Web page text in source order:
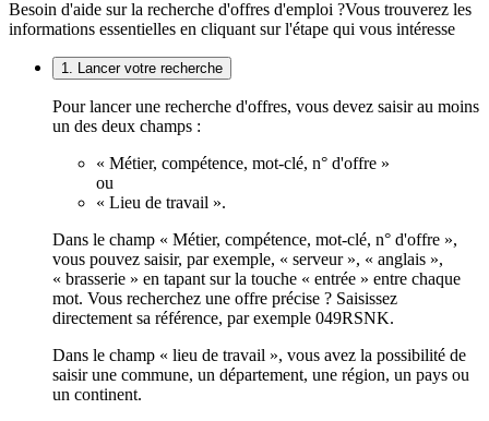
Besoin d'aide sur la recherche d'offres d'emploi ?Vous trouverez les
informations essentielles en cliquant sur l'étape qui vous intéresse
1. Lancer votre recherche
Pour lancer une recherche d'offres, vous devez saisir au moins
un des deux champs :
« Métier, compétence, mot-clé, n° d'offre »
ou
« Lieu de travail ».
Dans le champ « Métier, compétence, mot-clé, n° d'offre »,
vous pouvez saisir, par exemple, « serveur », « anglais »,
« brasserie » en tapant sur la touche « entrée » entre chaque
mot. Vous recherchez une offre précise ? Saisissez
directement sa référence, par exemple 049RSNK.
Dans le champ « lieu de travail », vous avez la possibilité de
saisir une commune, un département, une région, un pays ou
un continent.